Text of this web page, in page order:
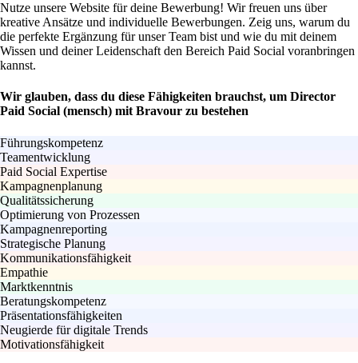
Nutze unsere Website für deine Bewerbung! Wir freuen uns über
kreative Ansätze und individuelle Bewerbungen. Zeig uns, warum du
die perfekte Ergänzung für unser Team bist und wie du mit deinem
Wissen und deiner Leidenschaft den Bereich Paid Social voranbringen
kannst.
Wir glauben, dass du diese Fähigkeiten brauchst, um Director
Paid Social (mensch) mit Bravour zu bestehen
Führungskompetenz
Teamentwicklung
Paid Social Expertise
Kampagnenplanung
Qualitätssicherung
Optimierung von Prozessen
Kampagnenreporting
Strategische Planung
Kommunikationsfähigkeit
Empathie
Marktkenntnis
Beratungskompetenz
Präsentationsfähigkeiten
Neugierde für digitale Trends
Motivationsfähigkeit